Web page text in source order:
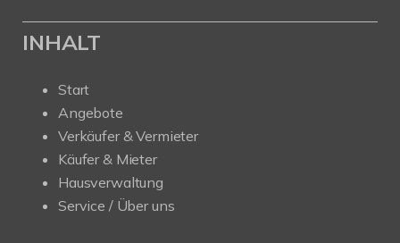
INHALT
Start
Angebote
Verkäufer & Vermieter
Käufer & Mieter
Hausverwaltung
Service / Über uns